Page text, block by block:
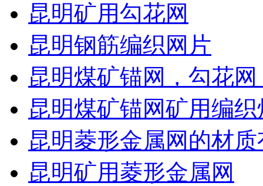
昆明矿用勾花网
昆明钢筋编织网片
昆明煤矿锚网，勾花
昆明煤矿锚网矿用编
昆明菱形金属网的材质
昆明矿用菱形金属网